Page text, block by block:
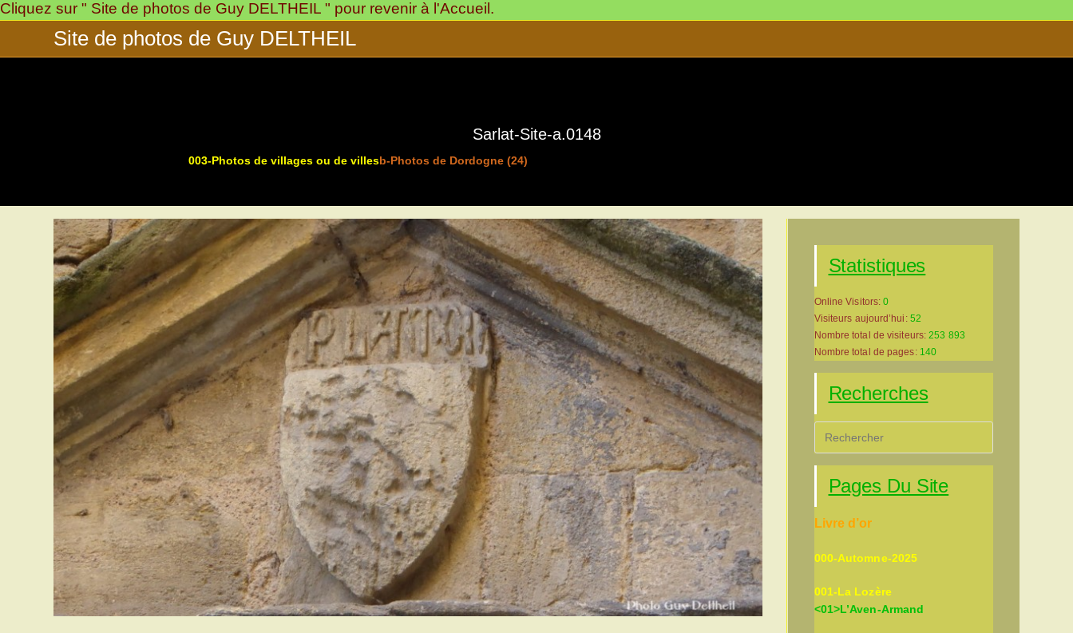
Skip
Cliquez sur " Site de photos de Guy DELTHEIL " pour revenir à l'Accueil.
Site de photos de Guy DELTHEIL
Sarlat-Site-a.0148
003-Photos de villages ou de villesb-Photos de Dordogne (24)
Statistiques
Online Visitors:0
Visiteurs aujourd’hui: 52
Nombre total de visiteurs:253 893
Nombre total de pages: 140
Recherches
Escape
Pages Du Site
Livre d’or
000-Automne-2025
001-La Lozère
<01>L’Aven-Armand